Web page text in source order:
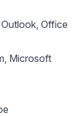
Office
Microsoft